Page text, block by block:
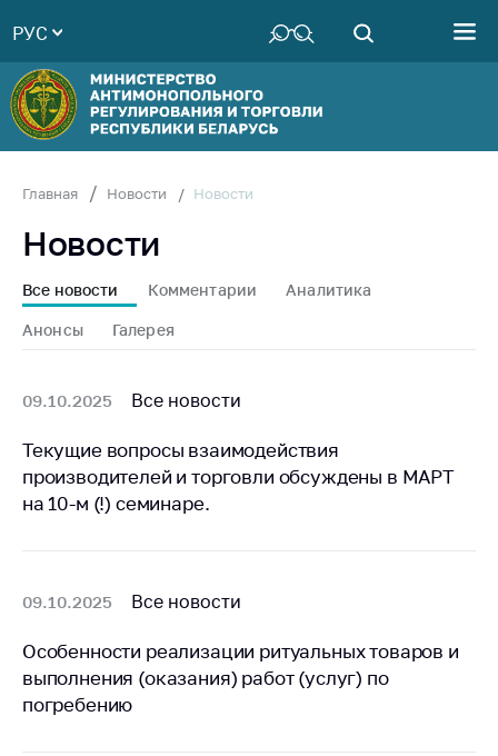
Руководство
Структура
Министерства
Территориальные
Законодательство
Антикоррупционная
деятельность
совет
Соискателям
Награждения
Белорусская
Общественная
Идеологическая
работа
РУС
Главная Новости Новости
Новости
Все новости Комментарии Аналитика
Анонсы Галерея
09.10.2025 Все новости
Текущие вопросы взаимодействия
производителей и торговли обсуждены в МАРТ
на 10-м (!) семинаре.
09.10.2025 Все новости
Особенности реализации ритуальных товаров и
выполнения (оказания) работ (услуг) по
погребению